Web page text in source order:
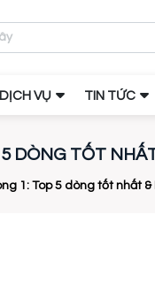
DỊCH VỤ TIN TỨC
DÒNG TỐT
1: Top 5 dòng tốt nhất